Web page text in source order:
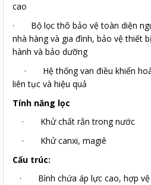
cao
· Bộ lọc thô bảo vệ toàn diện
nhà hàng và gia đình, bảo vệ thiết
hành và bảo dưỡng
· Hệ thống van điều khiển
liên tục và hiệu quả
Tính năng lọc
· Khử chất rắn trong nước
· Khử canxi, magiê
Cấu trúc:
· Bình chứa áp lực cao, hợp vệ